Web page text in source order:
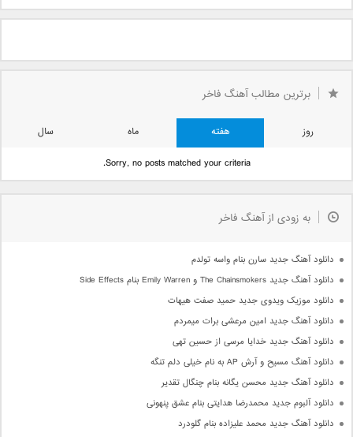
برترین مطالب آهنگ فاخر
روز هفته ماه
سال
Sorry, no posts matched your criteria.
به زودی از آهنگ فاخر
دانلود آهنگ جدید سارن بنام واسه تولدم
دانلود آهنگ جدید The Chainsmokers و Emily Warren بنام Side Effects
دانلود موزیک ویدوی جدید حمید صفت هیهات
دانلود آهنگ جدید امین مرعشی برات میمردم
دانلود آهنگ جدید خدایا مرسی از حسین تهی
دانلود آهنگ مسیح و آرش AP به نام خیلی دلم تنگه
دانلود آهنگ جدید محسن یگانه بنام چنگال تقدیر
دانلود آلبوم جدید محمدرضا هدایتی بنام عشق پنهونی
دانلود آهنگ جدید محمد علیزاده بنام گلودرد